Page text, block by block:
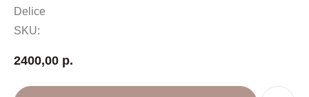
Delice
SKU:
2400,00 р.